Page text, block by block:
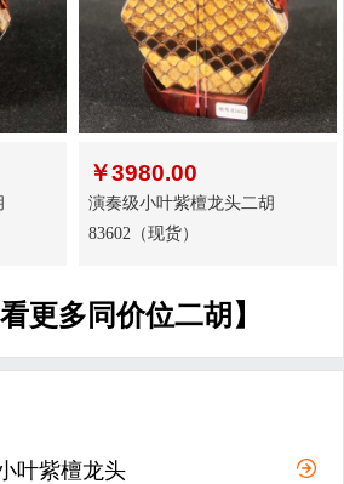
￥3980.00
演奏级小叶紫檀龙头二胡
83602（现货）
更多同价位二胡】
叶紫檀龙头